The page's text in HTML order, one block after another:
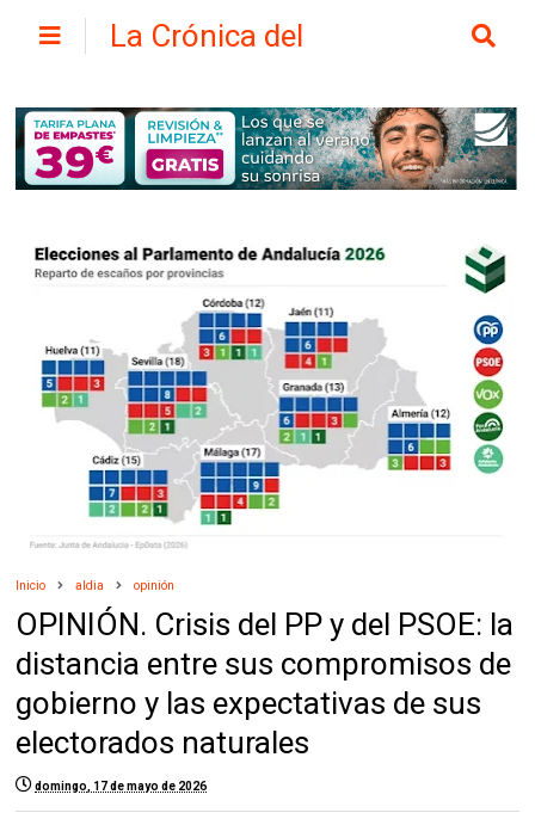
La Crónica del
Inicio aldia opinión
OPINIÓN. Crisis del PP y del PSOE: la
distancia entre sus compromisos de
gobierno y las expectativas de sus
electorados naturales
domingo, 17 de mayo de 2026